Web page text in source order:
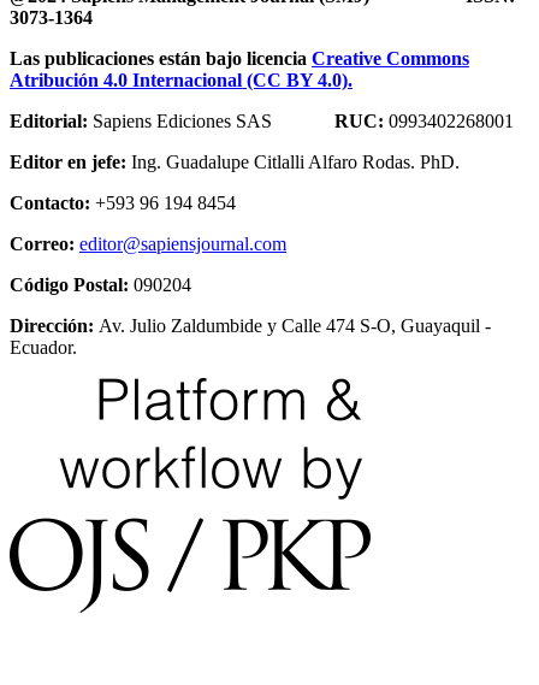
3073-1364
Las publicaciones están bajo licencia Creative Commons
Atribución 4.0 Internacional (CC BY 4.0).
Editorial: Sapiens Ediciones SAS RUC: 0993402268001
Editor en jefe: Ing. Guadalupe Citlalli Alfaro Rodas. PhD.
Contacto: +593 96 194 8454
Correo: editor@sapiensjournal.com
Código Postal: 090204
Dirección: Av. Julio Zaldumbide y Calle 474 S-O, Guayaquil -
Ecuador.